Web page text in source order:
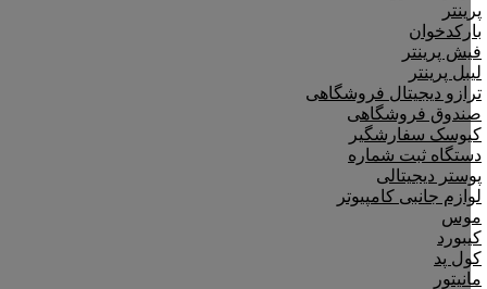
پرینتر
بارکدخوان
فیش پرینتر
لیبل پرینتر
ترازو دیجیتال فروشگاهی
صندوق فروشگاهی
کیوسک سفارشگیر
دستگاه ثبت شماره
پوستر دیجیتالی
لوازم جانبی کامپیوتر
موس
کیبورد
کول پد
مانیتور